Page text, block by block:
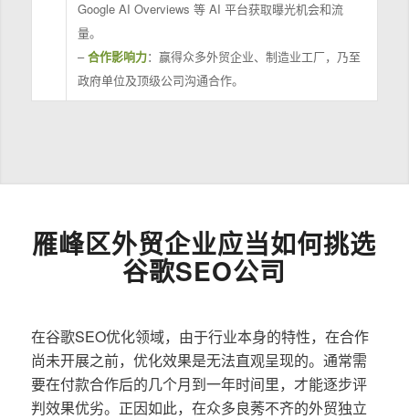
Google AI Overviews 等 AI 平台获取曝光机会和流
量。
–合作影响力：赢得众多外贸企业、制造业工厂，乃至
政府单位及顶级公司沟通合作。
雁峰区外贸企业应当如何挑选
谷歌SEO公司
在谷歌SEO优化领域，由于行业本身的特性，在合作
尚未开展之前，优化效果是无法直观呈现的。通常需
要在付款合作后的几个月到一年时间里，才能逐步评
判效果优劣。正因如此，在众多良莠不齐的外贸独立